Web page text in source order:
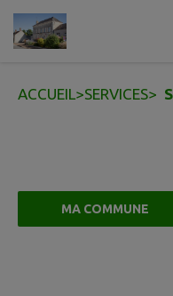
Contenu
ACCUEIL>SERVICES>
MA COMMUNE